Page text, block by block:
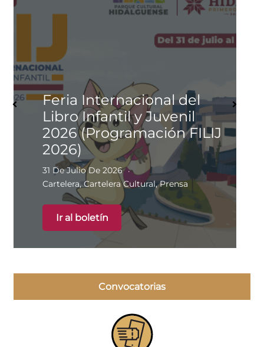
Feria Internacional del
Libro Infantil y Juvenil
2026 (Programación FILIJ
2026)
31 De Julio De 2026
Cartelera,Cartelera Cultural,Prensa
Ir al boletín
Convocatorias